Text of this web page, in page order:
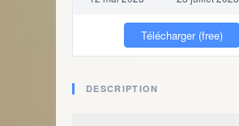
Télécharger (free)
DESCRIPTION